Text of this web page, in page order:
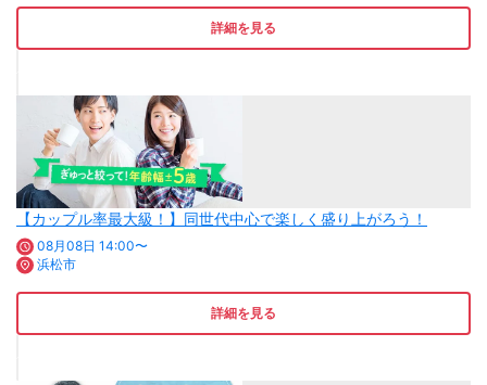
詳細を見る
【カップル率最大級！】同世代中心で楽しく盛り上がろう！
08月08日 14:00〜
浜松市
詳細を見る